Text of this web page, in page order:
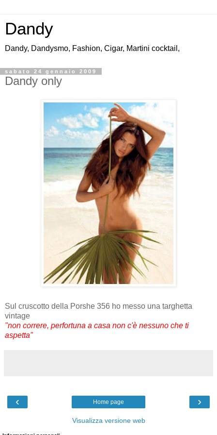
Dandy
Dandy, Dandysmo, Fashion, Cigar, Martini cocktail,
sabato 24 gennaio 2009
Dandy only
Sul cruscotto della Porshe 356 ho messo una targhetta
vintage
"non correre, perfortuna a casa non c'è nessuno che ti
aspetta"
‹ ›
Home page
Visualizza versione web